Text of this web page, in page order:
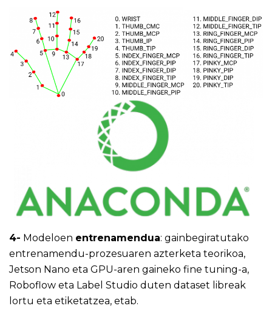
4- Modeloen entrenamendua: gainbegiratutako
entrenamendu-prozesuaren azterketa teorikoa,
Jetson Nano eta GPU-aren gaineko fine tuning-a,
Roboflow eta Label Studio duten dataset libreak
lortu eta etiketatzea, etab.